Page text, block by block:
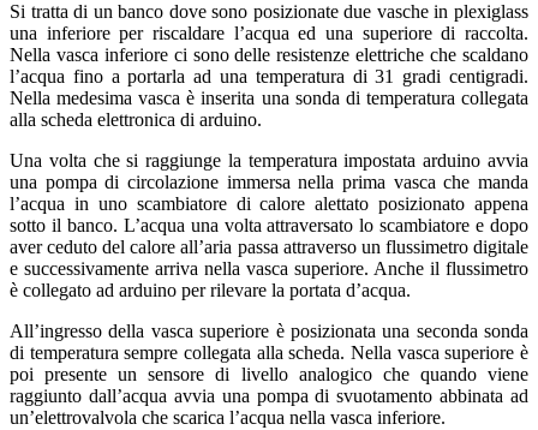
Si tratta di un banco dove sono posizionate due vasche in plexiglass
una inferiore per riscaldare l’acqua ed una superiore di raccolta.
Nella vasca inferiore ci sono delle resistenze elettriche che scaldano
l’acqua fino a portarla ad una temperatura di 31 gradi centigradi.
Nella medesima vasca è inserita una sonda di temperatura collegata
alla scheda elettronica di arduino.
Una volta che si raggiunge la temperatura impostata arduino avvia
una pompa di circolazione immersa nella prima vasca che manda
l’acqua in uno scambiatore di calore alettato posizionato appena
sotto il banco. L’acqua una volta attraversato lo scambiatore e dopo
aver ceduto del calore all’aria passa attraverso un flussimetro digitale
e successivamente arriva nella vasca superiore. Anche il flussimetro
è collegato ad arduino per rilevare la portata d’acqua.
All’ingresso della vasca superiore è posizionata una seconda sonda
di temperatura sempre collegata alla scheda. Nella vasca superiore è
poi presente un sensore di livello analogico che quando viene
raggiunto dall’acqua avvia una pompa di svuotamento abbinata ad
un’elettrovalvola che scarica l’acqua nella vasca inferiore.